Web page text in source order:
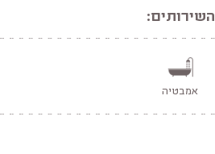
השירותים:
אמבטיה